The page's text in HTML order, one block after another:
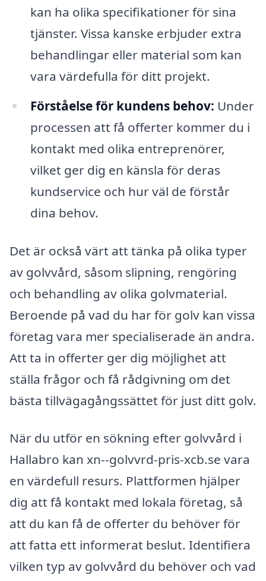
kan ha olika specifikationer för sina
tjänster. Vissa kanske erbjuder extra
behandlingar eller material som kan
vara värdefulla för ditt projekt.
Förståelse för kundens behov: Under
processen att få offerter kommer du i
kontakt med olika entreprenörer,
vilket ger dig en känsla för deras
kundservice och hur väl de förstår
dina behov.
Det är också värt att tänka på olika typer
av golvvård, såsom slipning, rengöring
och behandling av olika golvmaterial.
Beroende på vad du har för golv kan vissa
företag vara mer specialiserade än andra.
Att ta in offerter ger dig möjlighet att
ställa frågor och få rådgivning om det
bästa tillvägagångssättet för just ditt golv.
När du utför en sökning efter golvvård i
Hallabro kan xn--golvvrd-pris-xcb.se vara
en värdefull resurs. Plattformen hjälper
dig att få kontakt med lokala företag, så
att du kan få de offerter du behöver för
att fatta ett informerat beslut. Identifiera
vilken typ av golvvård du behöver och vad